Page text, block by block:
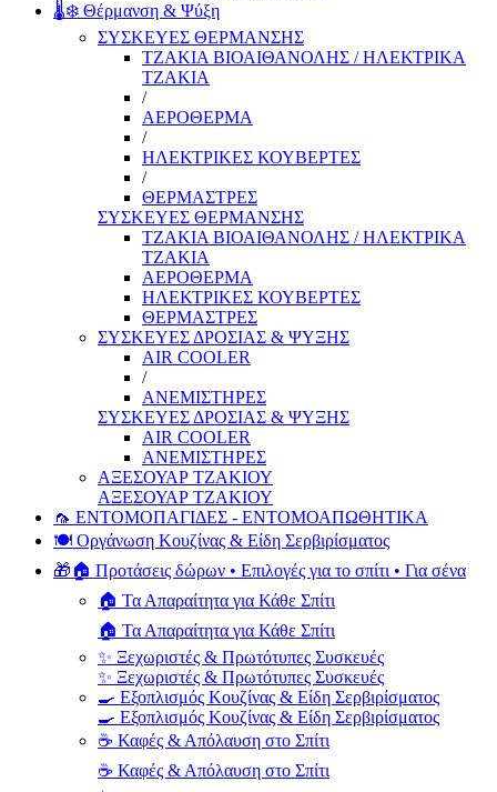
🌡️❄️ Θέρμανση & Ψύξη
ΣΥΣΚΕΥΕΣ ΘΕΡΜΑΝΣΗΣ
ΤΖΑΚΙΑ ΒΙΟΑΙΘΑΝΟΛΗΣ / ΗΛΕΚΤΡΙΚΑ
ΤΖΑΚΙΑ
/
ΑΕΡΟΘΕΡΜΑ
/
ΗΛΕΚΤΡΙΚΕΣ ΚΟΥΒΕΡΤΕΣ
/
ΘΕΡΜΑΣΤΡΕΣ
ΣΥΣΚΕΥΕΣ ΘΕΡΜΑΝΣΗΣ
ΤΖΑΚΙΑ ΒΙΟΑΙΘΑΝΟΛΗΣ / ΗΛΕΚΤΡΙΚΑ
ΤΖΑΚΙΑ
ΑΕΡΟΘΕΡΜΑ
ΗΛΕΚΤΡΙΚΕΣ ΚΟΥΒΕΡΤΕΣ
ΘΕΡΜΑΣΤΡΕΣ
ΣΥΣΚΕΥΕΣ ΔΡΟΣΙΑΣ & ΨΥΞΗΣ
AIR COOLER
/
ΑΝΕΜΙΣΤΗΡΕΣ
ΣΥΣΚΕΥΕΣ ΔΡΟΣΙΑΣ & ΨΥΞΗΣ
AIR COOLER
ΑΝΕΜΙΣΤΗΡΕΣ
ΑΞΕΣΟΥΑΡ ΤΖΑΚΙΟΥ
ΑΞΕΣΟΥΑΡ ΤΖΑΚΙΟΥ
🦟 ΕΝΤΟΜΟΠΑΓΙΔΕΣ - ΕΝΤΟΜΟΑΠΩΘΗΤΙΚΑ
🍽️ Οργάνωση Κουζίνας & Είδη Σερβιρίσματος
🎁🏠 Προτάσεις δώρων • Επιλογές για το σπίτι • Για σένα
🏠 Τα Απαραίτητα για Κάθε Σπίτι
🏠 Τα Απαραίτητα για Κάθε Σπίτι
✨ Ξεχωριστές & Πρωτότυπες Συσκευές
✨ Ξεχωριστές & Πρωτότυπες Συσκευές
🍳 Εξοπλισμός Κουζίνας & Είδη Σερβιρίσματος
🍳 Εξοπλισμός Κουζίνας & Είδη Σερβιρίσματος
☕ Καφές & Απόλαυση στο Σπίτι
☕ Καφές & Απόλαυση στο Σπίτι